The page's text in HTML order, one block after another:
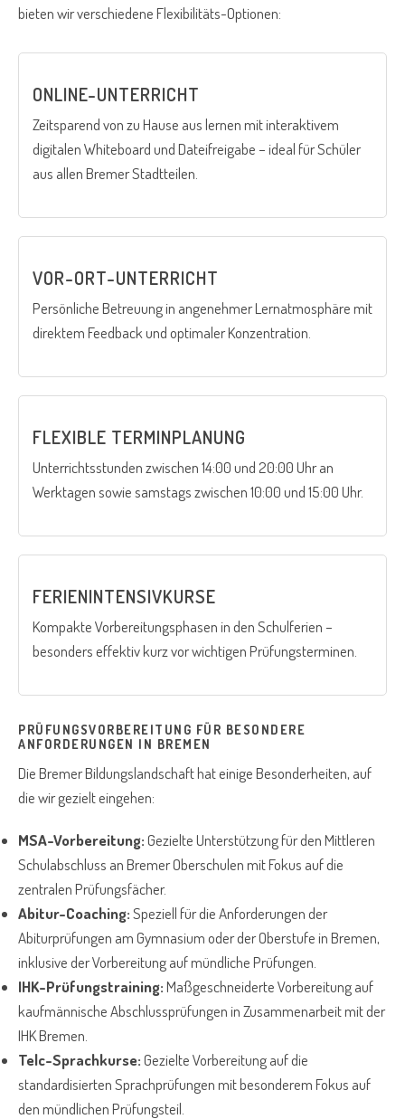
bieten wir verschiedene Flexibilitäts-Optionen:
ONLINE-UNTERRICHT
Zeitsparend von zu Hause aus lernen mit interaktivem
digitalen Whiteboard und Dateifreigabe – ideal für Schüler
aus allen Bremer Stadtteilen.
VOR-ORT-UNTERRICHT
Persönliche Betreuung in angenehmer Lernatmosphäre mit
direktem Feedback und optimaler Konzentration.
FLEXIBLE TERMINPLANUNG
Unterrichtsstunden zwischen 14:00 und 20:00 Uhr an
Werktagen sowie samstags zwischen 10:00 und 15:00 Uhr.
FERIENINTENSIVKURSE
Kompakte Vorbereitungsphasen in den Schulferien –
besonders effektiv kurz vor wichtigen Prüfungsterminen.
PRÜFUNGSVORBEREITUNG FÜR BESONDERE
ANFORDERUNGEN IN BREMEN
Die Bremer Bildungslandschaft hat einige Besonderheiten, auf
die wir gezielt eingehen:
MSA-Vorbereitung:Gezielte Unterstützung für den Mittleren
Schulabschluss an Bremer Oberschulen mit Fokus auf die
zentralen Prüfungsfächer.
Abitur-Coaching:Speziell für die Anforderungen der
Abiturprüfungen am Gymnasium oder der Oberstufe in Bremen,
inklusive der Vorbereitung auf mündliche Prüfungen.
IHK-Prüfungstraining:Maßgeschneiderte Vorbereitung auf
kaufmännische Abschlussprüfungen in Zusammenarbeit mit der
IHK Bremen.
Telc-Sprachkurse:Gezielte Vorbereitung auf die
standardisierten Sprachprüfungen mit besonderem Fokus auf
den mündlichen Prüfungsteil.